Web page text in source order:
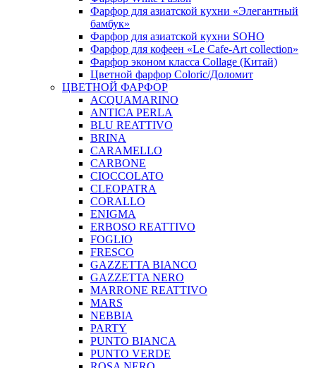
Фарфор для азиатской кухни «Элегантный
бамбук»
Фарфор для азиатской кухни SOHO
Фарфор для кофеен «Le Cafe-Art collection»
Фарфор эконом класса Collage (Китай)
Цветной фарфор Coloric/Доломит
ЦВЕТНОЙ ФАРФОР
ACQUAMARINO
ANTICA PERLA
BLU REATTIVO
BRINA
CARAMELLO
CARBONE
CIOCCOLATO
CLEOPATRA
CORALLO
ENIGMA
ERBOSO REATTIVO
FOGLIO
FRESCO
GAZZETTA BIANCO
GAZZETTA NERO
MARRONE REATTIVO
MARS
NEBBIA
PARTY
PUNTO BIANCA
PUNTO VERDE